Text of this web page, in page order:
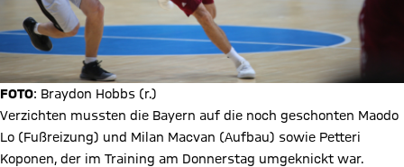
FOTO: Braydon Hobbs (r.)
Verzichten mussten die Bayern auf die noch geschonten Maodo
Lo (Fußreizung) und Milan Macvan (Aufbau) sowie Petteri
Koponen, der im Training am Donnerstag umgeknickt war.